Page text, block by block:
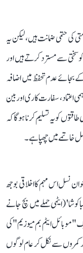
کی حتمی ضمانت ہیں، لیکن یہ
سے مسترد کرتے ہیں اور
بجائے عدم تحفظ میں اضافہ
سفارت کاری اور بین
کو یہ تسلیم کرنا ہوگا کہ
خاتمے میں چھپا ہے۔
نسل اس مہم کا اخلاقی بوجھ
(ایٹمی حملے میں بچ جانے
"موبائل ایٹم بم میوزیم" کی
کمروں سے نکل کر عام لوگوں